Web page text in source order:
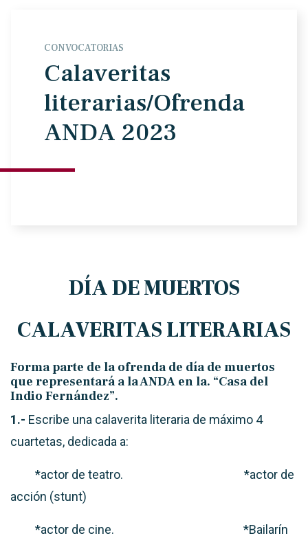
CONVOCATORIAS
Calaveritas
literarias/Ofrenda
ANDA 2023
DÍA DE MUERTOS
CALAVERITAS LITERARIAS
Forma parte de la ofrenda de día de muertos
que representará a la ANDA en la. “Casa del
Indio Fernández”.
1.- Escribe una calaverita literaria de máximo 4
cuartetas, dedicada a:
*actor de teatro.
*actor de
acción (stunt)
*actor de cine. *Bailarín